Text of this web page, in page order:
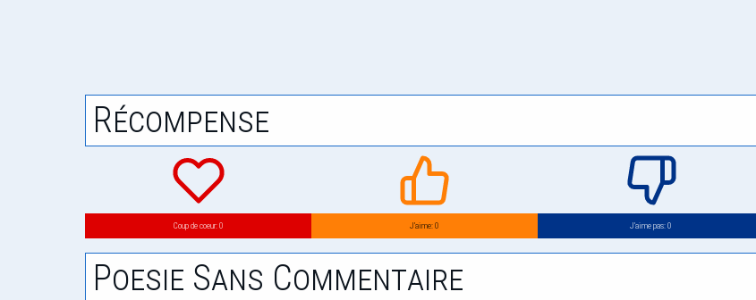
Récompense
Coup de coeur: 0 J’aime: 0 J’aime pas: 0
Poesie Sans Commentaire